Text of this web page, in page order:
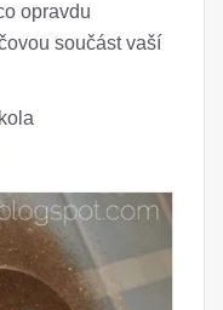
opravdu
součást vaší